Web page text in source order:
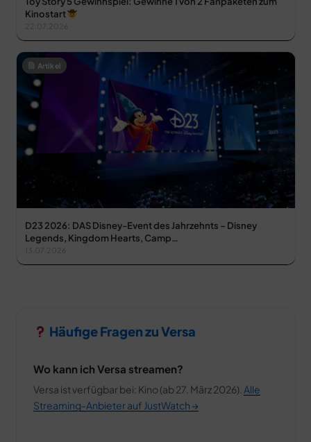
Kinostart
Artikel
D23 2026: DAS Disney-Event des Jahrzehnts – Disney
Legends, Kingdom Hearts, Camp…
Häufige Fragen zu Versa
Wo kann ich Versa streamen?
Versa ist verfügbar bei: Kino (ab 27. März 2026). Alle
Streaming-Anbieter auf JustWatch →